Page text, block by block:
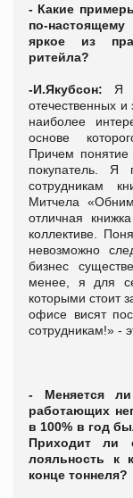
- Какие
по-
яркое из
ритейла?
-И.Якубсон: Я
отечественных
наиболее
основе
Причем
покупатель. Я
сотрудникам
Митчела
отличная
коллективе.
невозможно
бизнес
менее, я для
которыми стоит
офисе висят
сотрудникам!» -
- Меняется
работающих
в 100% в год
Приходит ли
лояльность к
конце тоннеля?